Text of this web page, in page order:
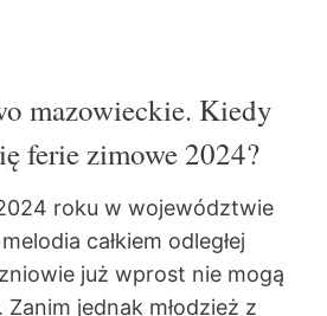
mazowieckie. Kiedy
ferie zimowe 2024?
roku w województwie
całkiem odległej
już wprost nie mogą
jednak młodzież z